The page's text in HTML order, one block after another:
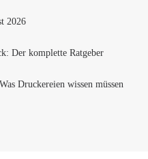
2026
Der komplette Ratgeber
Druckereien wissen müssen